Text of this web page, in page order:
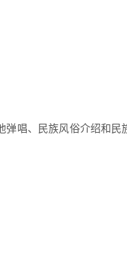
弹唱、民族风俗介绍和民